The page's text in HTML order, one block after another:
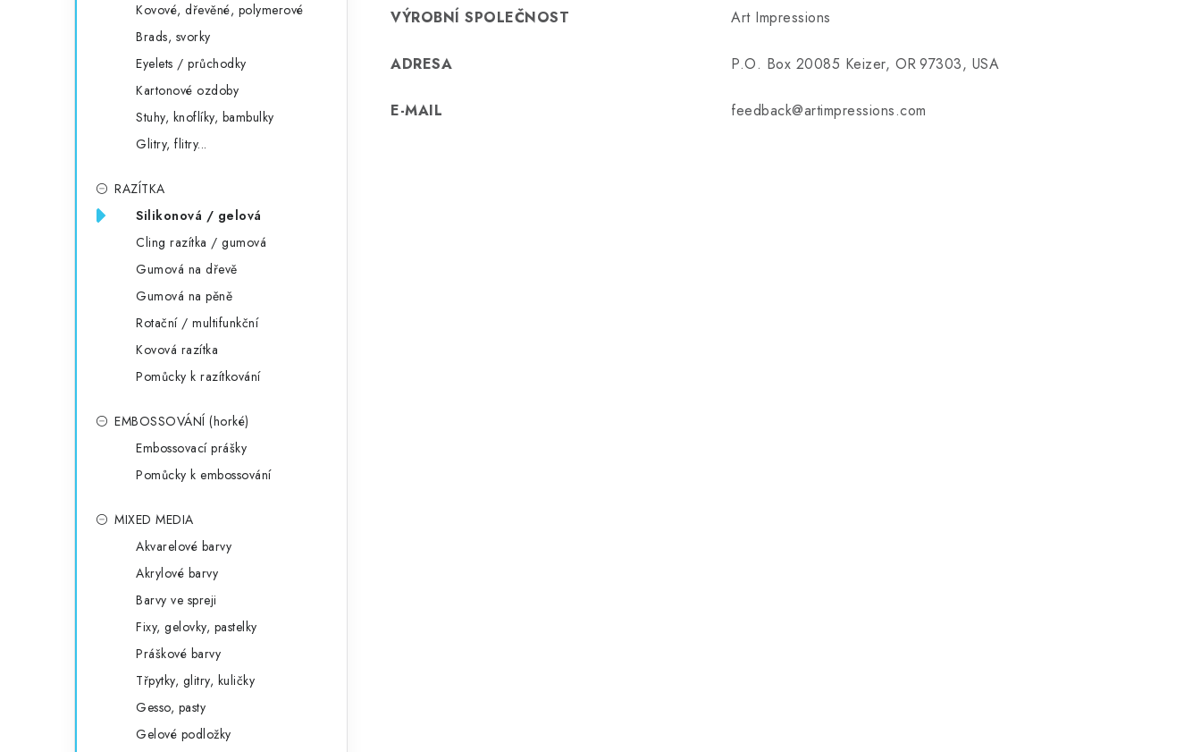
Kovové, dřevěné, polymerové
Brads, svorky
Eyelets / průchodky
Kartonové ozdoby
Stuhy, knoflíky, bambulky
Glitry, flitry...
RAZÍTKA
Silikonová / gelová
Cling razítka / gumová
Gumová na dřevě
Gumová na pěně
Rotační / multifunkční
Kovová razítka
Pomůcky k razítkování
EMBOSSOVÁNÍ (horké)
Embossovací prášky
Pomůcky k embossování
MIXED MEDIA
Akvarelové barvy
Akrylové barvy
Barvy ve spreji
Fixy, gelovky, pastelky
Práškové barvy
Třpytky, glitry, kuličky
Gesso, pasty
Gelové podložky
VÝROBNÍ SPOLEČNOST Art Impressions
ADRESA P.O. Box 20085 Keizer, OR 97303, USA
E-MAIL feedback@artimpressions.com